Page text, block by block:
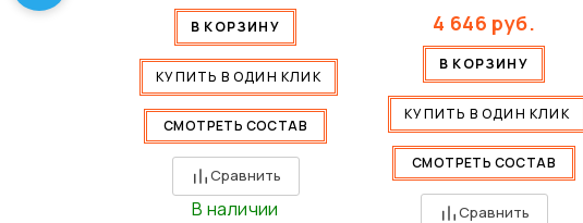
В КОРЗИНУ
КУПИТЬ В ОДИН КЛИК
СМОТРЕТЬ СОСТАВ
Сравнить
В наличии
4 646 руб.
В КОРЗИНУ
КУПИТЬ В ОДИН КЛИК
СМОТРЕТЬ СОСТАВ
Сравнить